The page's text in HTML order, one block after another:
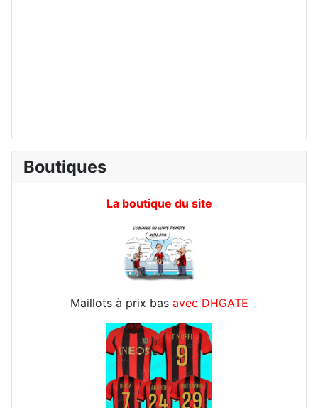
Boutiques
La boutique du site
Maillots à prix bas avec DHGATE